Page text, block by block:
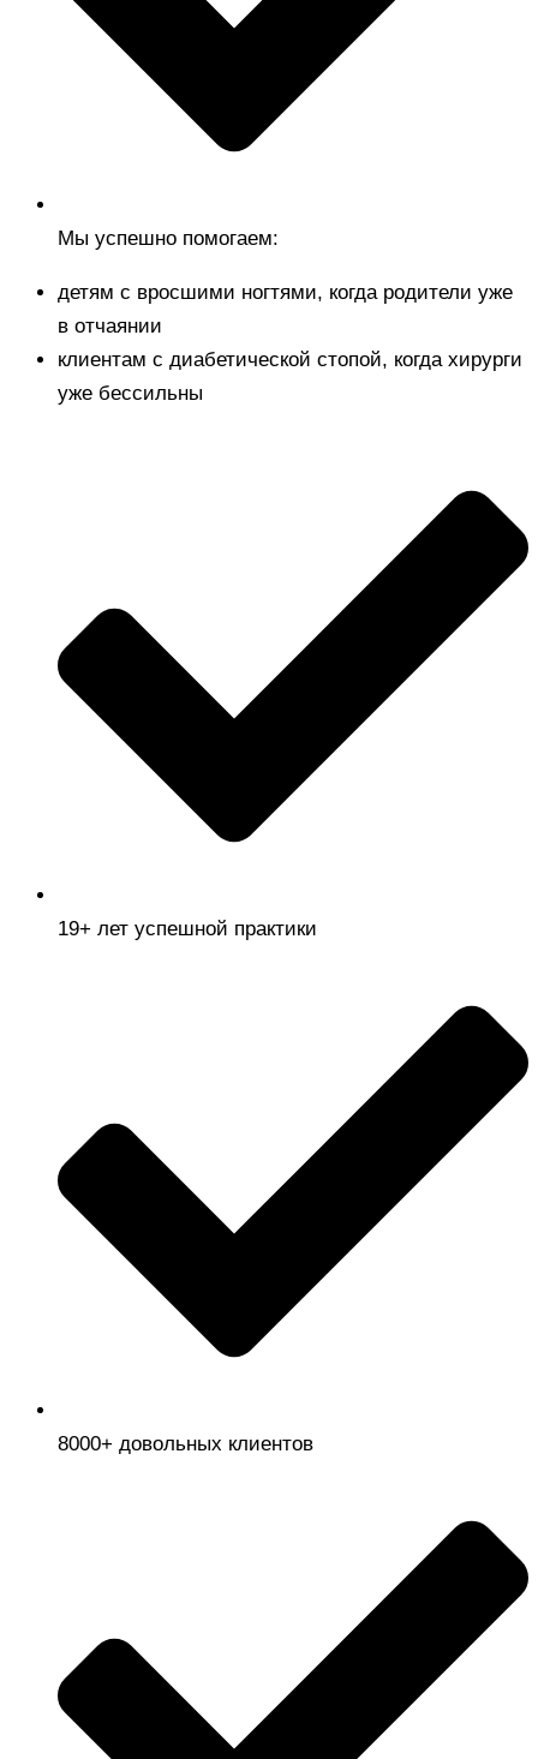
Мы успешно помогаем:
детям с вросшими ногтями, когда родители уже
в отчаянии
клиентам с диабетической стопой, когда хирурги
уже бессильны
19+ лет успешной практики
8000+ довольных клиентов